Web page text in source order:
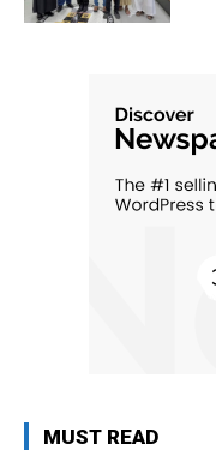
MUST READ